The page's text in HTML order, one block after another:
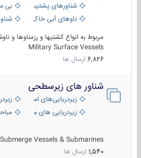
شناورهای پشتیبانی
بی
ناوهای آبی خاکی و نیروبر
مربوط به انواع کشتیها و رزمناوها و
Military Surface Vessels
6,826 ارسال ها
شناور های زیرسطحی
زیردریایی‌های استراتژیک
زیردریایی های سبک
مباحث
Submerge Vessels & Submarines
1,540 ارسال ها